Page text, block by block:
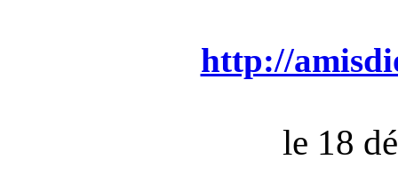
http://
le 18